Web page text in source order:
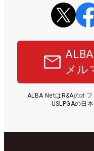
メル
ALBA NetはR&Aのオ
USLPGAの日